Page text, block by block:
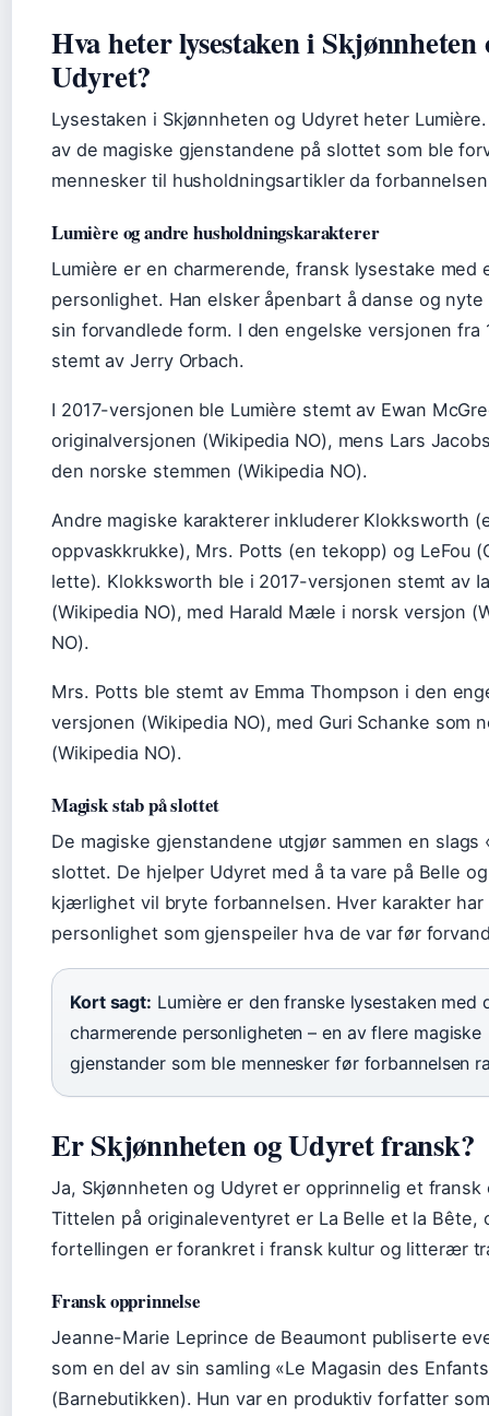
Hva heter lysestaken i Skjønnheten
Udyret?
Lysestaken i Skjønnheten og Udyret heter
av de magiske gjenstandene på slottet som ble
mennesker til husholdningsartikler da
Lumière og andre husholdningskarakterer
Lumière er en charmerende, fransk lysestake med
personlighet. Han elsker åpenbart å danse og
sin forvandlede form. I den engelske versjonen fra
stemt av Jerry Orbach.
I 2017-versjonen ble Lumière stemt av Ewan
originalversjonen (Wikipedia NO), mens Lars
den norske stemmen (Wikipedia NO).
Andre magiske karakterer inkluderer Klokksworth
oppvaskkrukke), Mrs. Potts (en tekopp) og LeFou
lette). Klokksworth ble i 2017-versjonen stemt av
(Wikipedia NO), med Harald Mæle i norsk versjon
NO).
Mrs. Potts ble stemt av Emma Thompson i den
versjonen (Wikipedia NO), med Guri Schanke som
(Wikipedia NO).
Magisk stab på slottet
De magiske gjenstandene utgjør sammen en slags
slottet. De hjelper Udyret med å ta vare på Belle
kjærlighet vil bryte forbannelsen. Hver karakter
personlighet som gjenspeiler hva de var før
Kort sagt: Lumière er den franske lysestaken med
charmerende personligheten – en av flere magiske
gjenstander som ble mennesker før forbannelsen
Er Skjønnheten og Udyret fransk?
Ja, Skjønnheten og Udyret er opprinnelig et fransk
Tittelen på originaleventyret er La Belle et la Bête,
fortellingen er forankret i fransk kultur og litterær
Fransk opprinnelse
Jeanne-Marie Leprince de Beaumont publiserte
som en del av sin samling «Le Magasin des
(Barnebutikken). Hun var en produktiv forfatter